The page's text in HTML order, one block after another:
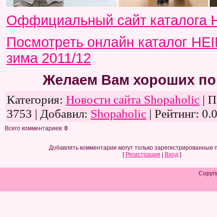
Оффициальный сайт каталога
Посмотреть онлайн каталог
зима 2011/12
Желаем Вам хороших
Категория: Новости сайта Shopaholic |
3753 | Добавил: Shopaholic | Рейтинг:
Всего комментариев: 0
Добавлять комментарии могут только зарегистрированные
[ Регистрация Вход]